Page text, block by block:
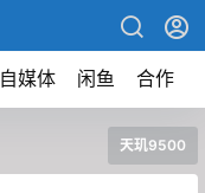
自媒体 闲鱼 合作
天玑9500